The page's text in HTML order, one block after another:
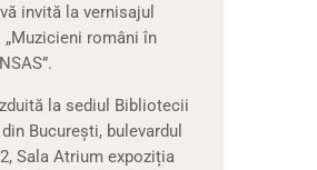
invită la vernisajul
români în
la sediul Bibliotecii
București, bulevardul
Sala Atrium expoziția